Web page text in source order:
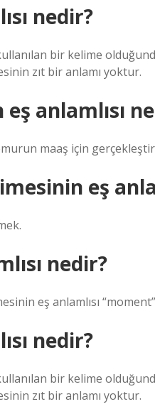
nedir?
bir kelime
zıt bir anlamı yoktur.
anlamlısı
maaş için
eş
nedir?
eş anlamlısı
nedir?
bir kelime
zıt bir anlamı yoktur.